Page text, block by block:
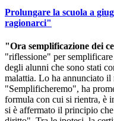
Prolungare la scuola a
ragionarci"
"Ora semplificazione dei
"riflessione" per
degli alunni che sono stati
malattia. Lo ha annunciato il
"Semplificheremo", ha
formula con cui si rientra, è
si è affermato il principio